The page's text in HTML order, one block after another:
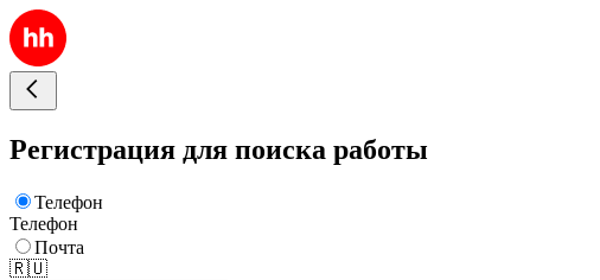
Регистрация для поиска работы
Телефон
Телефон
Почта
🇷🇺